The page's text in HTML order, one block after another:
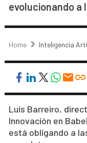
evolucionando a
Home Inteligencia
Luis Barreiro,
Innovación en
está obligando a